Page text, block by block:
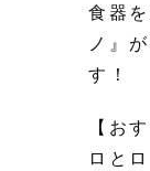
食器
ノ』
す！
【お
ロと